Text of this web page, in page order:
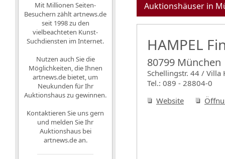
Auktionshäuser in
HAMPEL
80799 München
Schellingstr. 44 / Villa
Tel.: 089 - 28804-0
Website
Mit Millionen Seiten-
Besuchern zählt artnews.de
seit 1998 zu den
vielbeachteten Kunst-
Suchdiensten im Internet.
Nutzen auch Sie die
Möglichkeiten, die Ihnen
artnews.de bietet, um
Neukunden für Ihr
Auktionshaus zu gewinnen.
Kontaktieren Sie uns gern
und melden Sie Ihr
Auktionshaus bei
artnews.de an.